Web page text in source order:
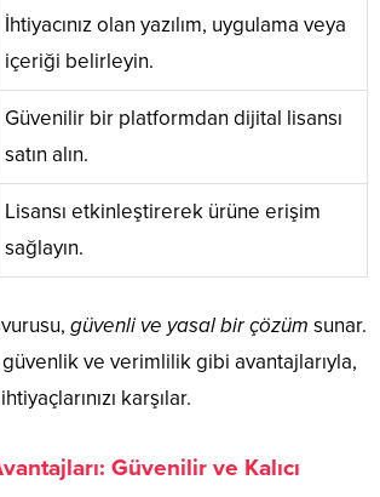
İhtiyacınız olan yazılım, uygulama veya
içeriği belirleyin.
Güvenilir bir platformdan dijital lisansı
satın alın.
Lisansı etkinleştirerek ürüne erişim
sağlayın.
güvenli ve yasal bir çözüm sunar.
ve verimlilik gibi avantajlarıyla,
karşılar.
Güvenilir ve Kalıcı